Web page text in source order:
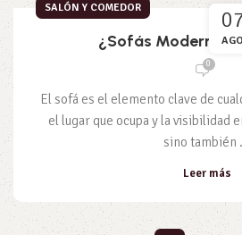
AGO
SALÓN Y COMEDOR
¿Sofás Modernos
0
El sofá es el elemento clave de
el lugar que ocupa y la visibilidad
sino también
Leer más